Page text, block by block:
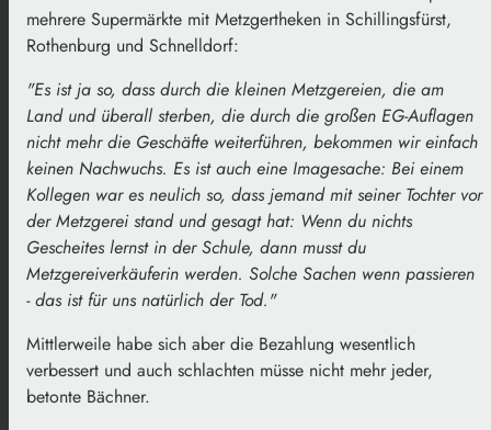
mehrere Supermärkte mit Metzgertheken in Schillingsfürst,
Rothenburg und Schnelldorf:
"Es ist ja so, dass durch die kleinen Metzgereien, die am
Land und überall sterben, die durch die großen EG-Auflagen
nicht mehr die Geschäfte weiterführen, bekommen wir einfach
keinen Nachwuchs. Es ist auch eine Imagesache: Bei einem
Kollegen war es neulich so, dass jemand mit seiner Tochter vor
der Metzgerei stand und gesagt hat: Wenn du nichts
Gescheites lernst in der Schule, dann musst du
Metzgereiverkäuferin werden. Solche Sachen wenn passieren
- das ist für uns natürlich der Tod."
Mittlerweile habe sich aber die Bezahlung wesentlich
verbessert und auch schlachten müsse nicht mehr jeder,
betonte Bächner.